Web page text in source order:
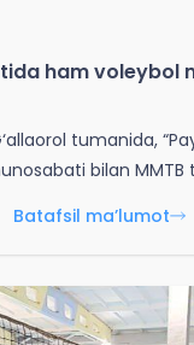
ham voleybol
tumanida,
bilan
Batafsil ma’lumot